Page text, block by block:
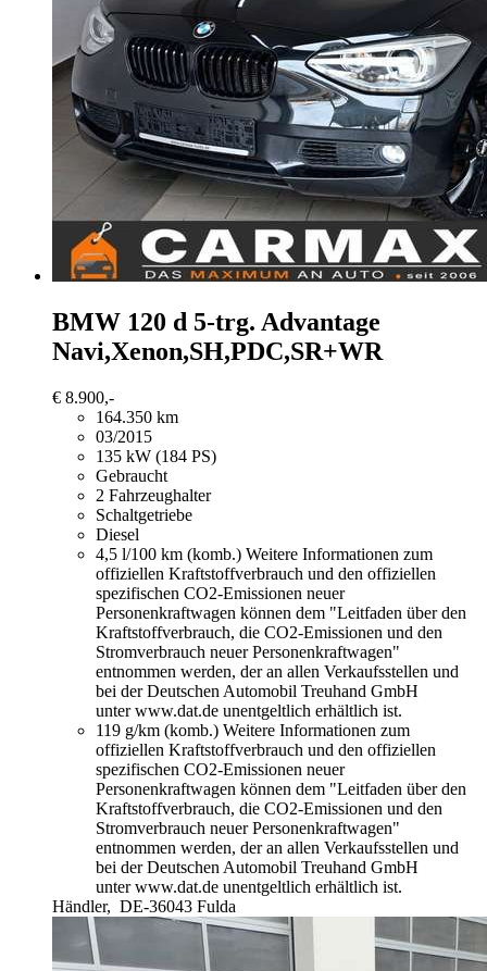
BMW 120 d 5-trg. Advantage
Navi,Xenon,SH,PDC,SR+WR
€ 8.900,-
164.350 km
03/2015
135 kW (184 PS)
Gebraucht
2 Fahrzeughalter
Schaltgetriebe
Diesel
4,5 l/100 km (komb.) Weitere Informationen zum
offiziellen Kraftstoffverbrauch und den offiziellen
spezifischen CO2-Emissionen neuer
Personenkraftwagen können dem "Leitfaden über den
Kraftstoffverbrauch, die CO2-Emissionen und den
Stromverbrauch neuer Personenkraftwagen"
entnommen werden, der an allen Verkaufsstellen und
bei der Deutschen Automobil Treuhand GmbH
unter www.dat.de unentgeltlich erhältlich ist.
119 g/km (komb.) Weitere Informationen zum
offiziellen Kraftstoffverbrauch und den offiziellen
spezifischen CO2-Emissionen neuer
Personenkraftwagen können dem "Leitfaden über den
Kraftstoffverbrauch, die CO2-Emissionen und den
Stromverbrauch neuer Personenkraftwagen"
entnommen werden, der an allen Verkaufsstellen und
bei der Deutschen Automobil Treuhand GmbH
unter www.dat.de unentgeltlich erhältlich ist.
Händler, DE-36043 Fulda